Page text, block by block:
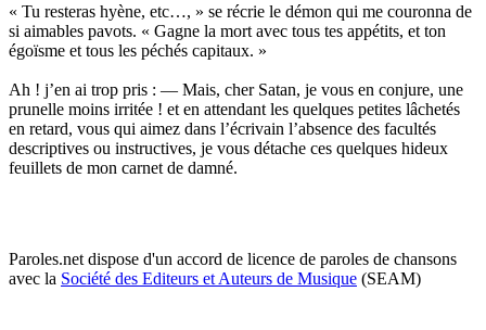
« Tu resteras hyène, etc…, » se récrie le démon qui me couronna de
si aimables pavots. « Gagne la mort avec tous tes appétits, et ton
égoïsme et tous les péchés capitaux. »
Ah ! j’en ai trop pris : — Mais, cher Satan, je vous en conjure, une
prunelle moins irritée ! et en attendant les quelques petites lâchetés
en retard, vous qui aimez dans l’écrivain l’absence des facultés
descriptives ou instructives, je vous détache ces quelques hideux
feuillets de mon carnet de damné.
Paroles.net dispose d'un accord de licence de paroles de chansons
avec la Société des Editeurs et Auteurs de Musique (SEAM)